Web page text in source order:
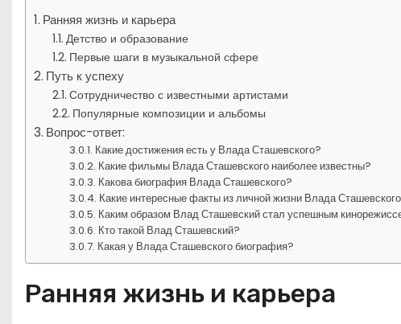
Ранняя жизнь и карьера
Детство и образование
Первые шаги в музыкальной сфере
Путь к успеху
Сотрудничество с известными артистами
Популярные композиции и альбомы
Вопрос-ответ:
Какие достижения есть у Влада Сташевского?
Какие фильмы Влада Сташевского наиболее известны?
Какова биография Влада Сташевского?
Какие интересные факты из личной жизни Влада
Каким образом Влад Сташевский стал успешным
Кто такой Влад Сташевский?
Какая у Влада Сташевского биография?
Ранняя жизнь и карьера